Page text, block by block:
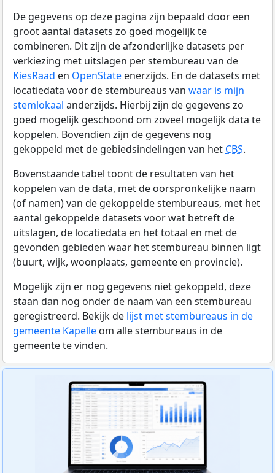
De gegevens op deze pagina zijn bepaald door een
groot aantal datasets zo goed mogelijk te
combineren. Dit zijn de afzonderlijke datasets per
verkiezing met uitslagen per stembureau van de
KiesRaad en OpenState enerzijds. En de datasets met
locatiedata voor de stembureaus van waar is mijn
stemlokaal anderzijds. Hierbij zijn de gegevens zo
goed mogelijk geschoond om zoveel mogelijk data te
koppelen. Bovendien zijn de gegevens nog
gekoppeld met de gebiedsindelingen van hetCBS.
Bovenstaande tabel toont de resultaten van het
koppelen van de data, met de oorspronkelijke naam
(of namen) van de gekoppelde stembureaus, met het
aantal gekoppelde datasets voor wat betreft de
uitslagen, de locatiedata en het totaal en met de
gevonden gebieden waar het stembureau binnen ligt
(buurt, wijk, woonplaats, gemeente en provincie).
Mogelijk zijn er nog gegevens niet gekoppeld, deze
staan dan nog onder de naam van een stembureau
geregistreerd. Bekijk de lijst met stembureaus in de
gemeente Kapelle om alle stembureaus in de
gemeente te vinden.